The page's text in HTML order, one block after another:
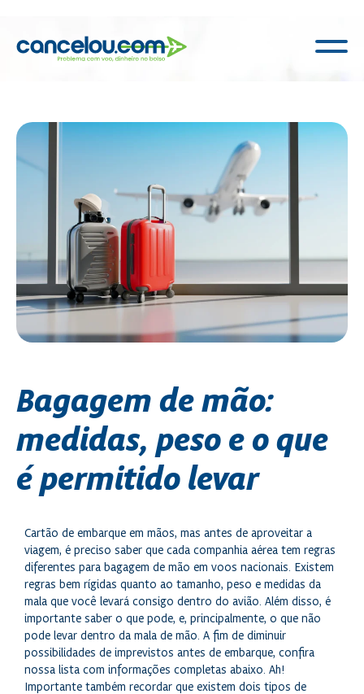
Bagagem de mão:
medidas, peso e o que
é permitido levar
Cartão de embarque em mãos, mas antes de aproveitar a
viagem, é preciso saber que cada companhia aérea tem regras
diferentes para bagagem de mão em voos nacionais. Existem
regras bem rígidas quanto ao tamanho, peso e medidas da
mala que você levará consigo dentro do avião. Além disso, é
importante saber o que pode, e, principalmente, o que não
pode levar dentro da mala de mão. A fim de diminuir
possibilidades de imprevistos antes de embarque, confira
nossa lista com informações completas abaixo. Ah!
Importante também recordar que existem dois tipos de